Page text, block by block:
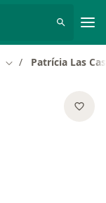
Mudar de cidade
Patrícia Las